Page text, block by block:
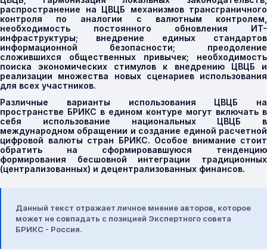
распространение на ЦВЦБ механизмов трансграничного
контроля по аналогии с валютным контролем,
необходимость постоянного обновления ИТ-
инфраструктуры; внедрение единых стандартов
информационной безопасности; преодоление
сложившихся общественных привычек; необходимость
поиска экономических стимулов к внедрению ЦВЦБ и
реализации множества новых сценариев использования
для всех участников.
Различные варианты использования ЦВЦБ на
пространстве БРИКС в едином контуре могут включать в
себя использование национальных ЦВЦБ в
международном обращении и создание единой расчетной
цифровой валюты стран БРИКС. Особое внимание стоит
обратить на сформировавшуюся тенденцию
формирования бесшовной интеграции традиционных
(централизованных) и децентрализованных финансов.
Данный текст отражает личное мнение авторов, которое
может не совпадать с позицией Экспертного совета
БРИКС - Россия.